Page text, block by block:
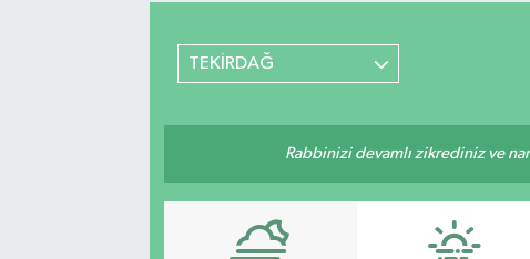
TEKİRDAĞ
Rabbinizi devamlı zikrediniz ve